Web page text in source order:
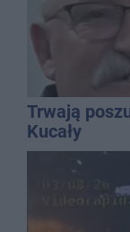
Trwają
Kucały